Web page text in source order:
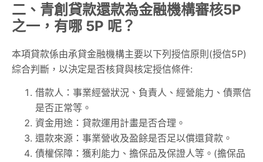
二、青創貸款還款為金融機構審核5P
之一，有哪 5P 呢？
本項貸款係由承貸金融機構主要以下列授信原則(授信5P)
綜合判斷，以決定是否核貸與核定授信條件:
借款人：事業經營狀況、負責人、經營能力、債票信
是否正常等。
資金用途：貸款運用計畫是否合理。
還款來源：事業營收及盈餘是否足以償還貸款。
債權保障：獲利能力、擔保品及保證人等。(擔保品